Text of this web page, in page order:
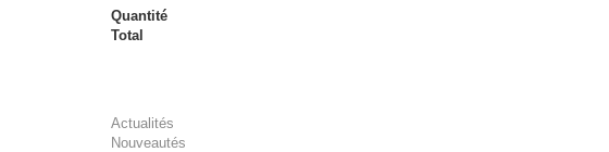
Quantité
Total
Actualités
Nouveautés